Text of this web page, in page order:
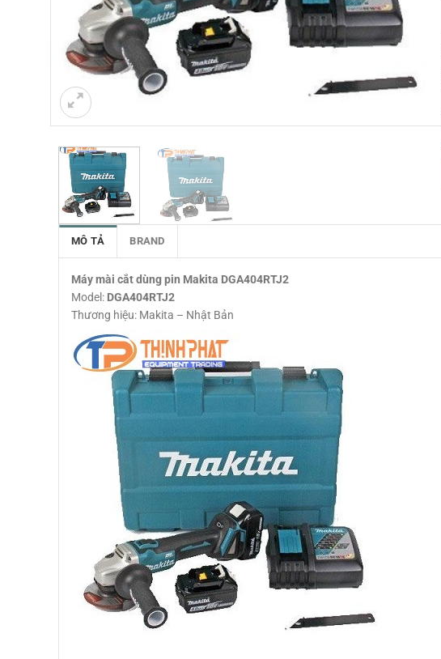
MÔ TẢ BRAND
Máy mài cắt dùng pin Makita DGA404RTJ2
Model: DGA404RTJ2
Thương hiệu: Makita – Nhật Bản